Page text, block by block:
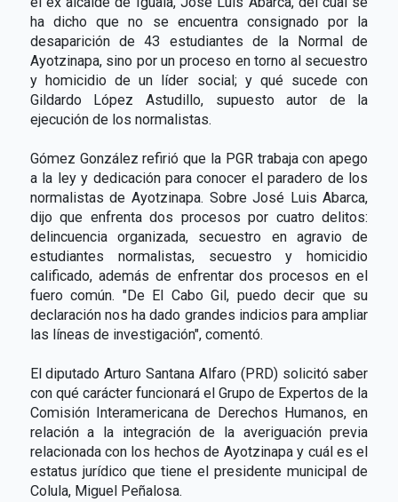
ha dicho que no se encuentra consignado por la
desaparición de 43 estudiantes de la Normal de
Ayotzinapa, sino por un proceso en torno al secuestro
y homicidio de un líder social; y qué sucede con
Gildardo López Astudillo, supuesto autor de la
ejecución de los normalistas.
Gómez González refirió que la PGR trabaja con apego
a la ley y dedicación para conocer el paradero de los
normalistas de Ayotzinapa. Sobre José Luis Abarca,
dijo que enfrenta dos procesos por cuatro delitos:
delincuencia organizada, secuestro en agravio de
estudiantes normalistas, secuestro y homicidio
calificado, además de enfrentar dos procesos en el
fuero común. "De El Cabo Gil, puedo decir que su
declaración nos ha dado grandes indicios para ampliar
las líneas de investigación", comentó.
El diputado Arturo Santana Alfaro (PRD) solicitó saber
con qué carácter funcionará el Grupo de Expertos de la
Comisión Interamericana de Derechos Humanos, en
relación a la integración de la averiguación previa
relacionada con los hechos de Ayotzinapa y cuál es el
estatus jurídico que tiene el presidente municipal de
Colula, Miguel Peñalosa.